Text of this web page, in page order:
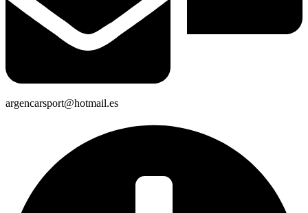
argencarsport@hotmail.es